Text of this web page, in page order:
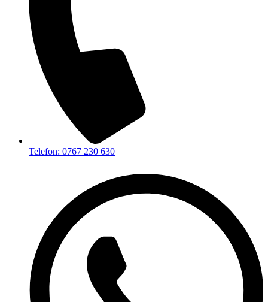
Telefon: 0767 230 630